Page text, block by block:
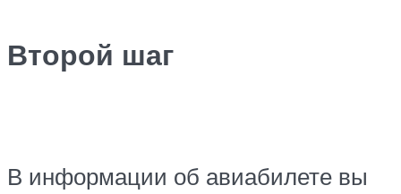
Второй шаг
В информации об авиабилете вы